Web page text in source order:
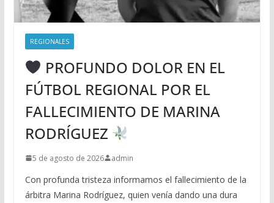
REGIONALES
PROFUNDO DOLOR EN EL
FÚTBOL REGIONAL POR EL
FALLECIMIENTO DE MARINA
RODRÍGUEZ
5 de agosto de 2026 admin
Con profunda tristeza informamos el fallecimiento de la
árbitra Marina Rodríguez, quien venía dando una dura